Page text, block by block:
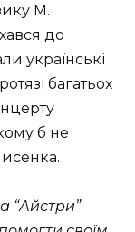
М.
до
українські
багатьох
б не
“Айстри”